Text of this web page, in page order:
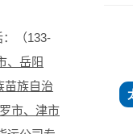
（133-
、岳阳
苗族自治
市、津市